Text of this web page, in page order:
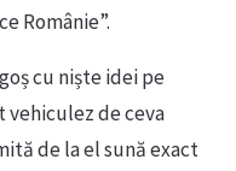
Românie”.
cu niște idei pe
de ceva
de la el sună exact